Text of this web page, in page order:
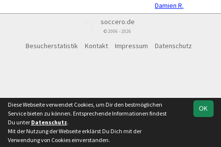
Damien R.
soccero.de
© 2006 - 2026
Besucherstatistik Kontakt Impressum Datenschutz
OK
Diese Webseite verwendet Cookies, um Dir den bestmöglichen
Service bieten zu können. Entsprechende Informationen findest
Du unter Datenschutz.
Mit der Nutzung der Webseite erklärst Du Dich mit der
Verwendung von Cookies einverstanden.